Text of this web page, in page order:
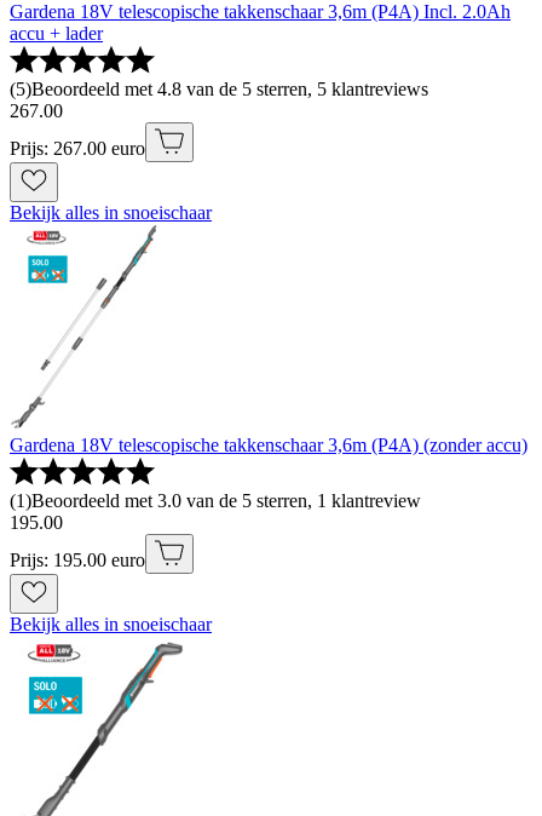
Gardena 18V telescopische takkenschaar 3,6m (P4A) Incl. 2.0Ah
accu + lader
(5)Beoordeeld met 4.8 van de 5 sterren, 5 klantreviews
267.00
Prijs: 267.00 euro
Bekijk alles in snoeischaar
Gardena 18V telescopische takkenschaar 3,6m (P4A) (zonder accu)
(1)Beoordeeld met 3.0 van de 5 sterren, 1 klantreview
195.00
Prijs: 195.00 euro
Bekijk alles in snoeischaar